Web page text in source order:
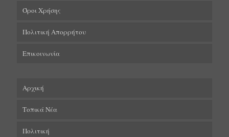
Όροι Χρήσης
Πολιτική Απορρήτου
Επικοινωνία
Αρχική
Τοπικά Νέα
Πολιτική